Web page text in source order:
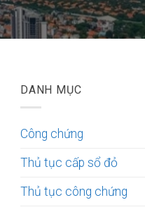
DANH MỤC
Công chứng
Thủ tục cấp sổ đỏ
Thủ tục công chứng